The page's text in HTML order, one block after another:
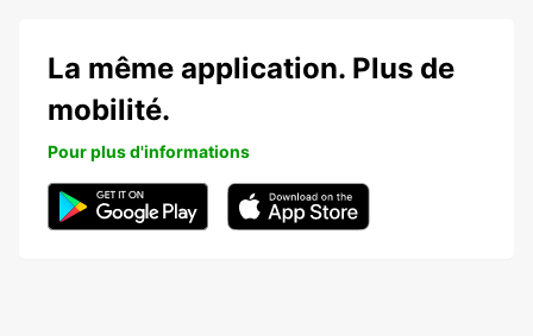
La même application. Plus de
mobilité.
Pour plus d'informations